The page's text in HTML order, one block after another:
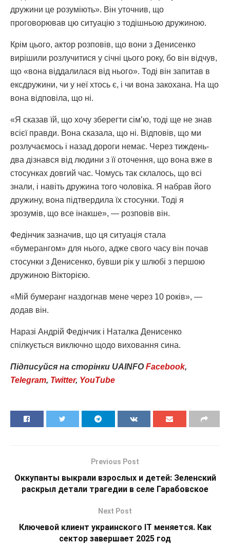
дружини це розуміють». Він уточнив, що
проговорював цю ситуацію з тодішньою дружиною.
Крім цього, актор розповів, що вони з Денисенко
вирішили розлучитися у січні цього року, бо він відчув,
що «вона віддалилася від нього». Тоді він запитав в
ексдружини, чи у неї хтось є, і чи вона закохана. На що
вона відповіла, що ні.
«Я сказав їй, що хочу зберегти сімʼю, тоді ще не знав
всієї правди. Вона сказала, що ні. Відповів, що ми
розлучаємось і назад дороги немає. Через тиждень-
два дізнався від людини з її оточення, що вона вже в
стосунках довгий час. Чомусь так склалось, що всі
знали, і навіть дружина того чоловіка. Я набрав його
дружину, вона підтвердила їх стосунки. Тоді я
зрозумів, що все інакше», — розповів він.
Федінчик зазначив, що ця ситуація стала
«бумерангом» для нього, адже свого часу він почав
стосунки з Денисенко, бувши рік у шлюбі з першою
дружиною Вікторією.
«Мій бумеранг наздогнав мене через 10 років», —
додав він.
Наразі Андрій Федінчик і Наталка Денисенко
спілкується виключно щодо виховання сина.
Підписуйся на сторінки UAINFOFacebook,
Telegram, Twitter, YouTube
Previous Post
Оккупанты выкрали взрослых и детей: Зеленский
раскрыл детали трагедии в селе Гарабовское
Next Post
Ключевой клиент украинского IT меняется. Как
сектор завершает 2025 год